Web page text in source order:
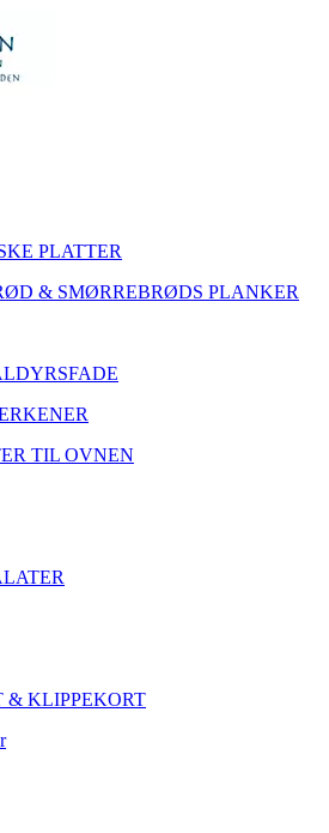
PLATTER
& SMØRREBRØDS PLANKER
TIL OVNEN
& KLIPPEKORT